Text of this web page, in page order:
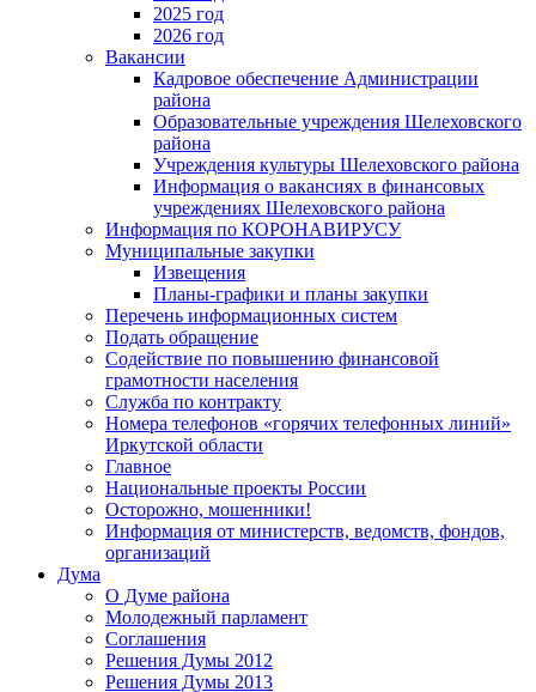
2025 год
2026 год
Вакансии
Кадровое обеспечение Администрации
района
Образовательные учреждения Шелеховского
района
Учреждения культуры Шелеховского района
Информация о вакансиях в финансовых
учреждениях Шелеховского района
Информация по КОРОНАВИРУСУ
Муниципальные закупки
Извещения
Планы-графики и планы закупки
Перечень информационных систем
Подать обращение
Содействие по повышению финансовой
грамотности населения
Служба по контракту
Номера телефонов «горячих телефонных линий»
Иркутской области
Главное
Национальные проекты России
Осторожно, мошенники!
Информация от министерств, ведомств, фондов,
организаций
Дума
О Думе района
Молодежный парламент
Соглашения
Решения Думы 2012
Решения Думы 2013